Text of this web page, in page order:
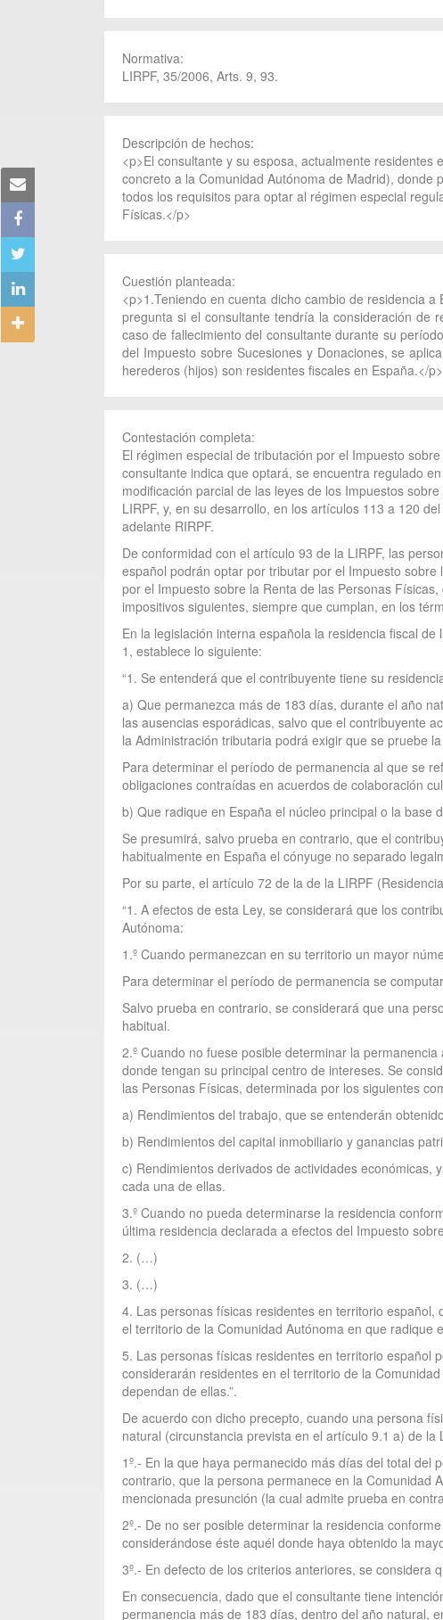
Normativa:
LIRPF, 35/2006, Arts. 9, 93.
Descripción de hechos:
<p>El consultante y su esposa, actualmente
concreto a la Comunidad Autónoma de Madrid), donde
todos los requisitos para optar al régimen especial
Físicas.</p>
Cuestión planteada:
<p>1.Teniendo en cuenta dicho cambio de residencia
pregunta si el consultante tendría la consideración de
caso de fallecimiento del consultante durante su
del Impuesto sobre Sucesiones y Donaciones, se
herederos (hijos) son residentes fiscales en España.</p>
Contestación completa:
El régimen especial de tributación por el Impuesto
consultante indica que optará, se encuentra regulado
modificación parcial de las leyes de los Impuestos
LIRPF, y, en su desarrollo, en los artículos 113 a 120
adelante RIRPF.
De conformidad con el artículo 93 de la LIRPF, las
español podrán optar por tributar por el Impuesto
por el Impuesto sobre la Renta de las Personas
impositivos siguientes, siempre que cumplan, en los
En la legislación interna española la residencia fiscal
1, establece lo siguiente:
“1. Se entenderá que el contribuyente tiene su
a) Que permanezca más de 183 días, durante el año
las ausencias esporádicas, salvo que el contribuyente
la Administración tributaria podrá exigir que se pruebe
Para determinar el período de permanencia al que se
obligaciones contraídas en acuerdos de colaboración
b) Que radique en España el núcleo principal o la base
Se presumirá, salvo prueba en contrario, que el
habitualmente en España el cónyuge no separado
Por su parte, el artículo 72 de la de la LIRPF
“1. A efectos de esta Ley, se considerará que los
Autónoma:
1.º Cuando permanezcan en su territorio un mayor
Para determinar el período de permanencia se
Salvo prueba en contrario, se considerará que una
habitual.
2.º Cuando no fuese posible determinar la
donde tengan su principal centro de intereses. Se
las Personas Físicas, determinada por los siguientes
a) Rendimientos del trabajo, que se entenderán
b) Rendimientos del capital inmobiliario y ganancias
c) Rendimientos derivados de actividades
cada una de ellas.
3.º Cuando no pueda determinarse la residencia
última residencia declarada a efectos del Impuesto
2. (…)
3. (…)
4. Las personas físicas residentes en territorio
el territorio de la Comunidad Autónoma en que radique
5. Las personas físicas residentes en territorio español
considerarán residentes en el territorio de la
dependan de ellas.”.
De acuerdo con dicho precepto, cuando una persona
natural (circunstancia prevista en el artículo 9.1 a) de
1º.- En la que haya permanecido más días del total
contrario, que la persona permanece en la Comunidad
mencionada presunción (la cual admite prueba en
2º.- De no ser posible determinar la residencia
considerándose éste aquél donde haya obtenido la
3º.- En defecto de los criterios anteriores, se considera
En consecuencia, dado que el consultante tiene
permanencia más de 183 días, dentro del año natural,